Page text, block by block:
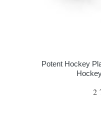
Potent Hockey
2